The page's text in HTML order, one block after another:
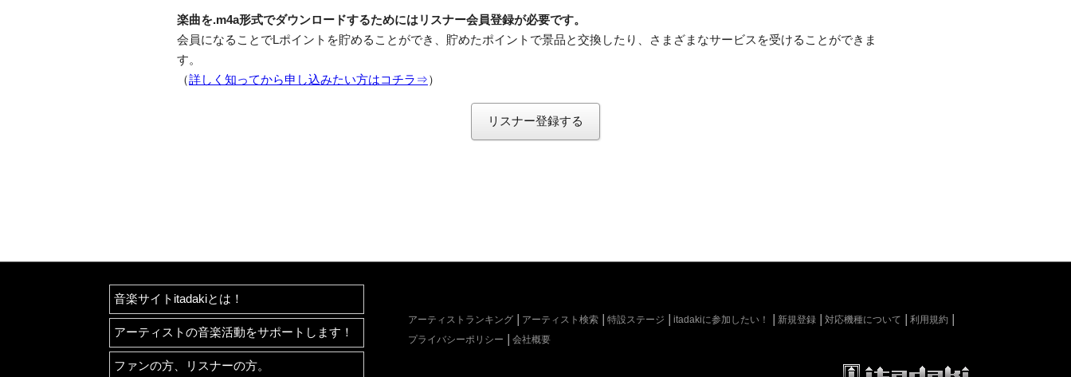
楽曲を.m4a形式でダウンロードするためにはリスナー会員登録が必要です。
会員になることでLポイントを貯めることができ、貯めたポイントで景品と交換したり、さまざまなサービスを受けることができま
す。
（詳しく知ってから申し込みたい方はコチラ⇒）
リスナー登録する
音楽サイトitadakiとは！
アーティストの音楽活動をサポートします！
ファンの方、リスナーの方。
アーティストランキング アーティスト検索 特設ステージ itadakiに参加したい！ 新規登録 対応機種について
利用規約
プライバシーポリシー
会社概要